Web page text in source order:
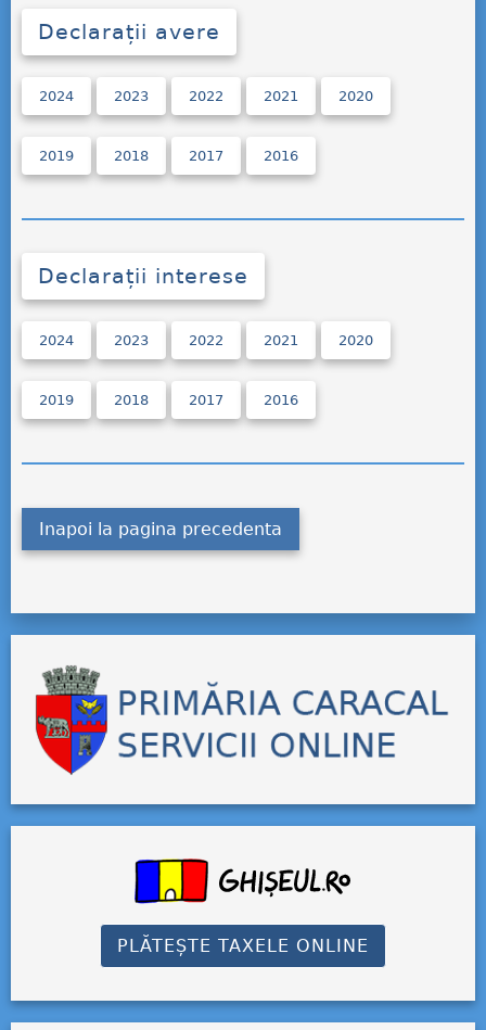
Declarații avere
2024 2023 2022 2021 2020
2019 2018 2017 2016
Declarații interese
2024 2023 2022 2021 2020
2019 2018 2017 2016
Inapoi la pagina precedenta
PLĂTEȘTE TAXELE ONLINE